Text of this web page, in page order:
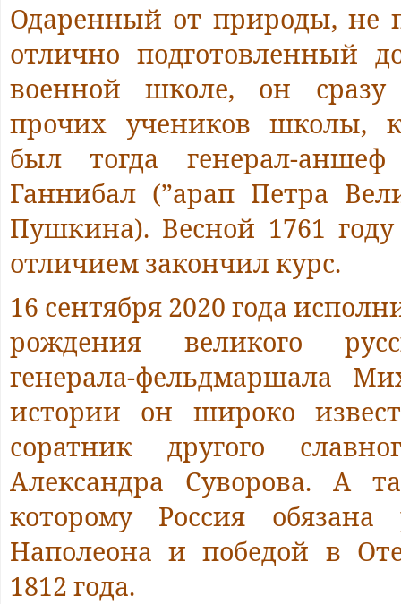
Одаренный от природы, не
отлично подготовленный
военной школе, он сразу
прочих учеников школы,
был тогда генерал-
Ганнибал (”арап Петра
Пушкина). Весной 1761
отличием закончил курс.
16 сентября 2020 года
рождения великого
генерала-фельдмаршала
истории он широко
соратник другого
Александра Суворова. А
которому Россия
Наполеона и победой в
1812 года.